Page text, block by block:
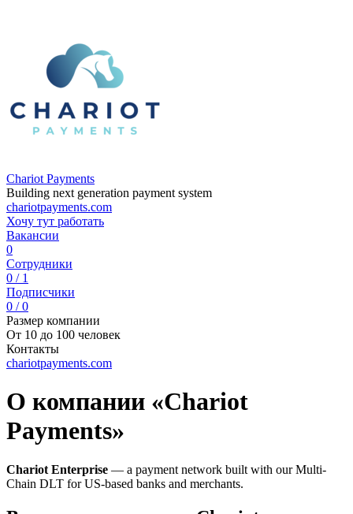
Chariot Payments
Building next generation payment system
chariotpayments.com
Хочу тут работать
Вакансии
0
Сотрудники
0 / 1
Подписчики
0 / 0
Размер компании
От 10 до 100 человек
Контакты
chariotpayments.com
О компании «Chariot
Payments»
Chariot Enterprise — а payment network built with our Multi-
Chain DLT for US-based banks and merchants.